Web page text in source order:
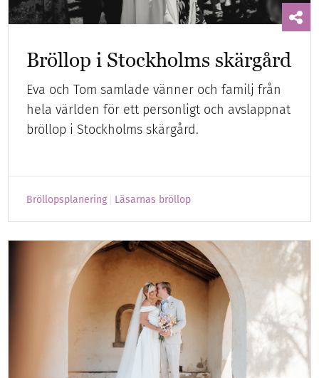
Bröllop i Stockholms skärgård
Eva och Tom samlade vänner och familj från
hela världen för ett personligt och avslappnat
bröllop i Stockholms skärgård.
Bröllopsplanering Läsarnas bröllop